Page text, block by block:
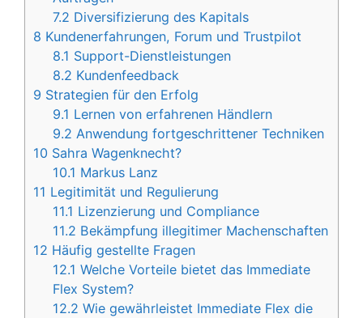
7.2 Diversifizierung des Kapitals
8 Kundenerfahrungen, Forum und Trustpilot
8.1 Support-Dienstleistungen
8.2 Kundenfeedback
9 Strategien für den Erfolg
9.1 Lernen von erfahrenen Händlern
9.2 Anwendung fortgeschrittener Techniken
10 Sahra Wagenknecht?
10.1 Markus Lanz
11 Legitimität und Regulierung
11.1 Lizenzierung und Compliance
11.2 Bekämpfung illegitimer Machenschaften
12 Häufig gestellte Fragen
12.1 Welche Vorteile bietet das Immediate
Flex System?
12.2 Wie gewährleistet Immediate Flex die